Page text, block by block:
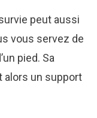
peut aussi
vous servez de
pied. Sa
alors un support